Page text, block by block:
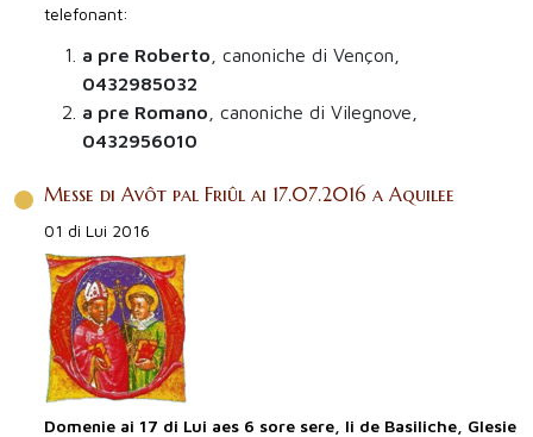
telefonant:
a pre Roberto , canoniche di Vençon,
0432985032
a pre Romano , canoniche di Vilegnove,
0432956010
Messe di Avôt pal Friûl ai 17.07.2016 a Aquilee
01 di Lui 2016
Domenie ai 17 di Lui aes 6 sore sere, li de Basiliche, Glesie